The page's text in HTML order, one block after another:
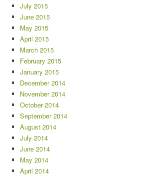
July 2015
June 2015
May 2015
April 2015
March 2015
February 2015
January 2015
December 2014
November 2014
October 2014
September 2014
August 2014
July 2014
June 2014
May 2014
April 2014